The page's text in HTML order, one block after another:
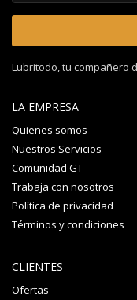
Lubritodo, tu compañero
LA EMPRESA
Quienes somos
Nuestros Servicios
Comunidad GT
Trabaja con nosotros
Política de privacidad
Términos y condiciones
CLIENTES
Ofertas